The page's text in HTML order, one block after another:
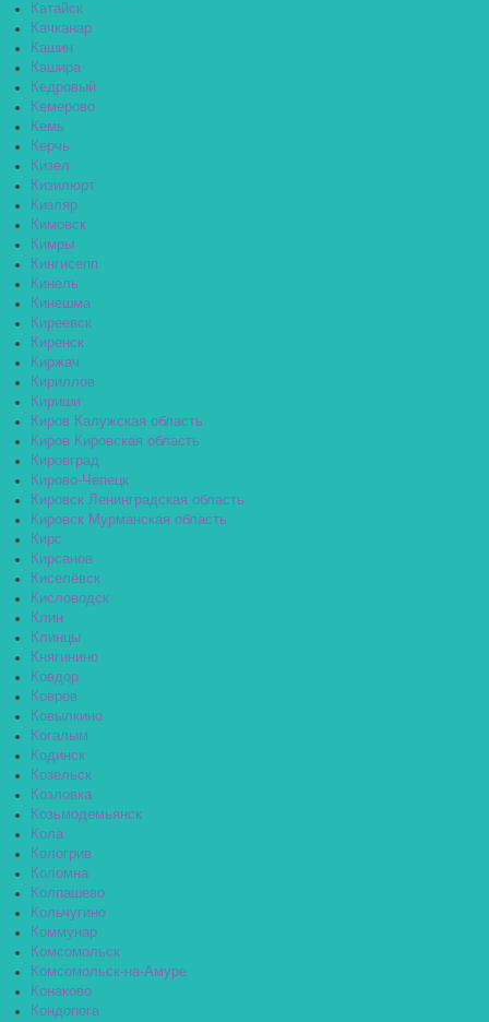
Катайск
Качканар
Кашин
Кашира
Кедровый
Кемерово
Кемь
Керчь
Кизел
Кизилюрт
Кизляр
Кимовск
Кимры
Кингисепп
Кинель
Кинешма
Киреевск
Киренск
Киржач
Кириллов
Кириши
Киров Калужская область
Киров Кировская область
Кировград
Кирово-Чепецк
Кировск Ленинградская область
Кировск Мурманская область
Кирс
Кирсанов
Киселёвск
Кисловодск
Клин
Клинцы
Княгинино
Ковдор
Ковров
Ковылкино
Когалым
Кодинск
Козельск
Козловка
Козьмодемьянск
Кола
Кологрив
Коломна
Колпашево
Кольчугино
Коммунар
Комсомольск
Комсомольск-на-Амуре
Конаково
Кондопога